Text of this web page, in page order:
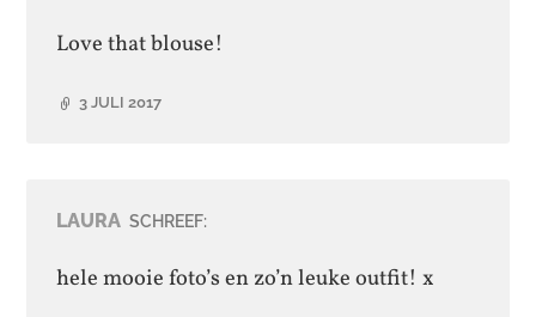
Love that blouse!
3 JULI 2017
LAURA SCHREEF:
hele mooie foto’s en zo’n leuke outfit! x